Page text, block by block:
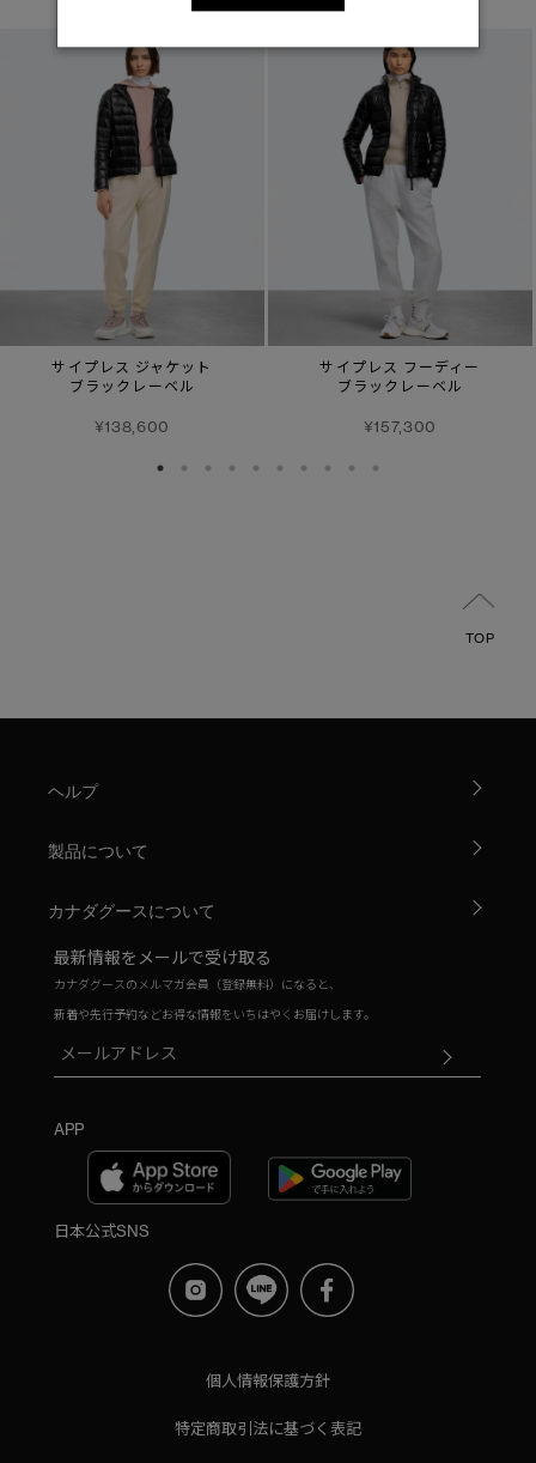
サイプレス ジャケット
ブラックレーベル
¥138,600
サイプレス フーディー
ブラックレーベル
¥157,300
TOP
ヘルプ
製品について
カナダグースについて
最新情報をメールで受け取る
カナダグースのメルマガ会員（登録無料）になると、
新着や先行予約などお得な情報をいちはやくお届けします。
APP
日本公式SNS
個人情報保護方針
特定商取引法に基づく表記